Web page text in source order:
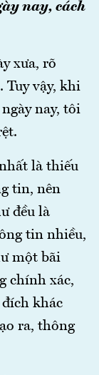
nay, cách
xưa, rõ
Tuy vậy, khi
nay, tôi
là thiếu
tin, nên
đều là
tin nhiều,
một bãi
chính xác,
khác
ra, thông